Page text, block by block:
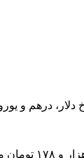
بر اساس اعلام مرکز